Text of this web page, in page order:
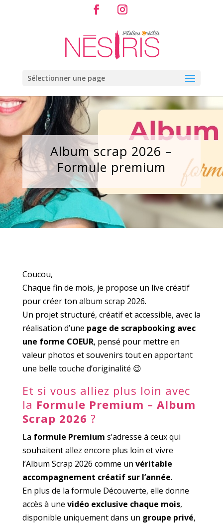
Sélectionner une page
Album scrap 2026 –
Formule premium
Coucou,
Chaque fin de mois, je propose un live créatif
pour créer ton album scrap 2026.
Un projet structuré, créatif et accessible, avec la
réalisation d’une page de scrapbooking avec
une forme COEUR, pensé pour mettre en
valeur photos et souvenirs tout en apportant
une belle touche d’originalité 😉
Et si vous alliez plus loin avec
la Formule Premium – Album
Scrap 2026 ?
La formule Premium s’adresse à ceux qui
souhaitent allez encore plus loin et vivre
l’Album Scrap 2026 comme un véritable
accompagnement créatif sur l’année.
En plus de la formule Découverte, elle donne
accès à une vidéo exclusive chaque mois,
disponible uniquement dans un groupe privé,